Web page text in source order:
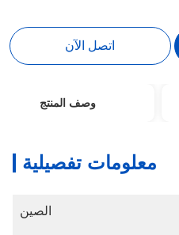
اتصل الآن
وصف المنتج
معلومات تفصيلية
الصين